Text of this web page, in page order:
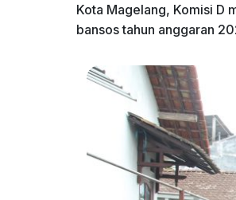
o
o
k
n p
p
Kota Magelang, Komisi D
bansos tahun anggaran